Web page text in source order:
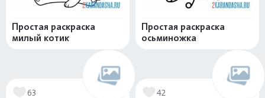
Простая раскраска
милый котик
Простая раскраска
осьминожка
63 42